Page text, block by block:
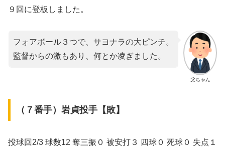
９回に登板しました。
父ちゃん
フォアボール３つで、サヨナラの大ピンチ。
監督からの激もあり、何とか凌ぎました。
（７番手）岩貞投手【敗】
投球回2/3 球数12 奪三振０ 被安打３ 四球０ 死球０ 失点１